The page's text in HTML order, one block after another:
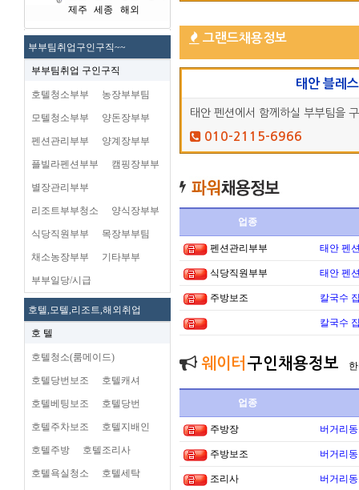
제주
세종 해외
부부팀취업구인구직~~
부부팀취업 구인구직
호텔청소부부 농장부부팀
모텔청소부부 양돈장부부
펜션관리부부 양계장부부
플빌라펜션부부 캠핑장부부
별장관리부부
리조트부부청소 양식장부부
식당직원부부 목장부부팀
채소농장부부 기타부부
부부일당/시급
호텔,모텔,리조트,해외취업
호 텔
호텔청소(룸메이드)
호텔당번보조 호텔캐셔
호텔베팅보조 호텔당번
호텔주차보조 호텔지배인
호텔주방 호텔조리사
호텔욕실청소 호텔세탁
그랜드채용정보
태안 블레
태안 펜션에서 함께하실 부부팀을
010-2115-6966
업종
펜션관리부부 태안 펜
식당직원부부 태안 펜
주방보조 칼국수
칼국수
웨이터 구인채용정보
업종
주방장 버거리
주방보조 버거리
조리사 버거리